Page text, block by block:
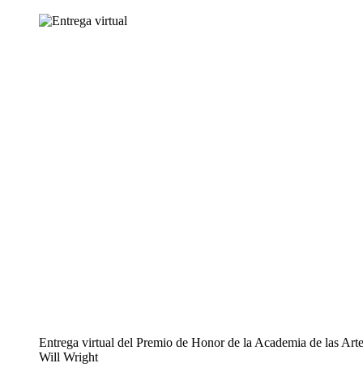
Entrega virtual del Premio de Honor de la Academia de las
Will Wright